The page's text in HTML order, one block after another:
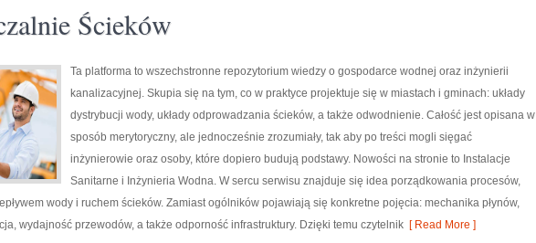
Ścieków
Ta platforma to wszechstronne repozytorium wiedzy o gospodarce wodnej oraz inżynierii
kanalizacyjnej. Skupia się na tym, co w praktyce projektuje się w miastach i gminach: układy
dystrybucji wody, układy odprowadzania ścieków, a także odwodnienie. Całość jest opisana w
sposób merytoryczny, ale jednocześnie zrozumiały, tak aby po treści mogli sięgać
inżynierowie oraz osoby, które dopiero budują podstawy. Nowości na stronie to Instalacje
Sanitarne i Inżynieria Wodna. W sercu serwisu znajduje się idea porządkowania procesów,
wody i ruchem ścieków. Zamiast ogólników pojawiają się konkretne pojęcia: mechanika płynów,
wydajność przewodów, a także odporność infrastruktury. Dzięki temu czytelnik [ Read More ]